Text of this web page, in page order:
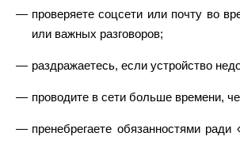
проверяете соцсети или почту во
или важных разговоров;
раздражаетесь, если устройство
проводите в сети больше времени,
пренебрегаете обязанностями